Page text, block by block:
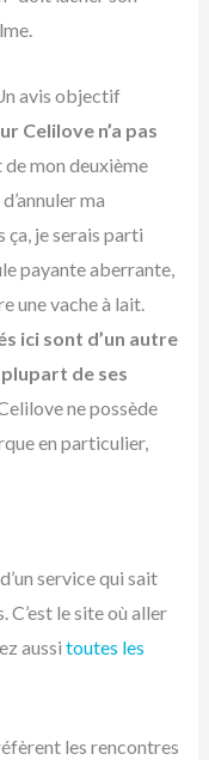
avis objectif
Celilove n’a pas
de mon deuxième
ma
ça, je serais parti
payante aberrante,
une vache à lait.
ici sont d’un autre
de ses
ne possède
en particulier,
service qui sait
le site où aller
aussi toutes les
les rencontres